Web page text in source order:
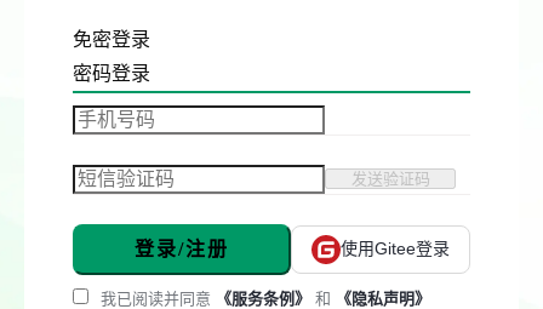
免密登录
密码登录
发送验证码
登录/注册 使用Gitee登录
我已阅读并同意 《服务条例》 和 《隐私声明》